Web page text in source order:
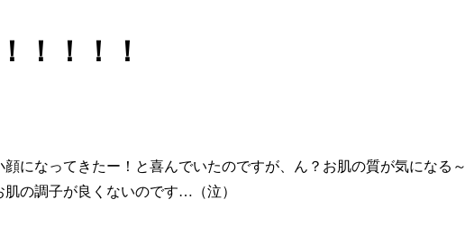
！！！！
になってきたー！と喜んでいたのですが、ん？お肌の質が気になる～
肌の調子が良くないのです…（泣）